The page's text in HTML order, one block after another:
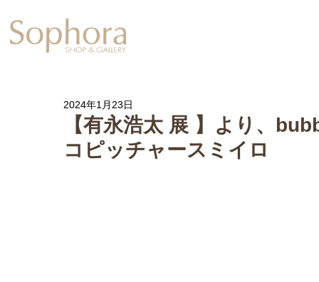
【有永浩太 展 】より、
コピッチャースミイロ
2024年1月23日